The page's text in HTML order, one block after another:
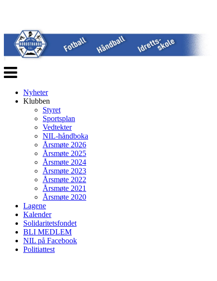
Veksle
navigasjon
Nyheter
Klubben
Styret
Sportsplan
Vedtekter
NIL-håndboka
Årsmøte 2026
Årsmøte 2025
Årsmøte 2024
Årsmøte 2023
Årsmøte 2022
Årsmøte 2021
Årsmøte 2020
Lagene
Kalender
Solidaritetsfondet
BLI MEDLEM
NIL på Facebook
Politiattest